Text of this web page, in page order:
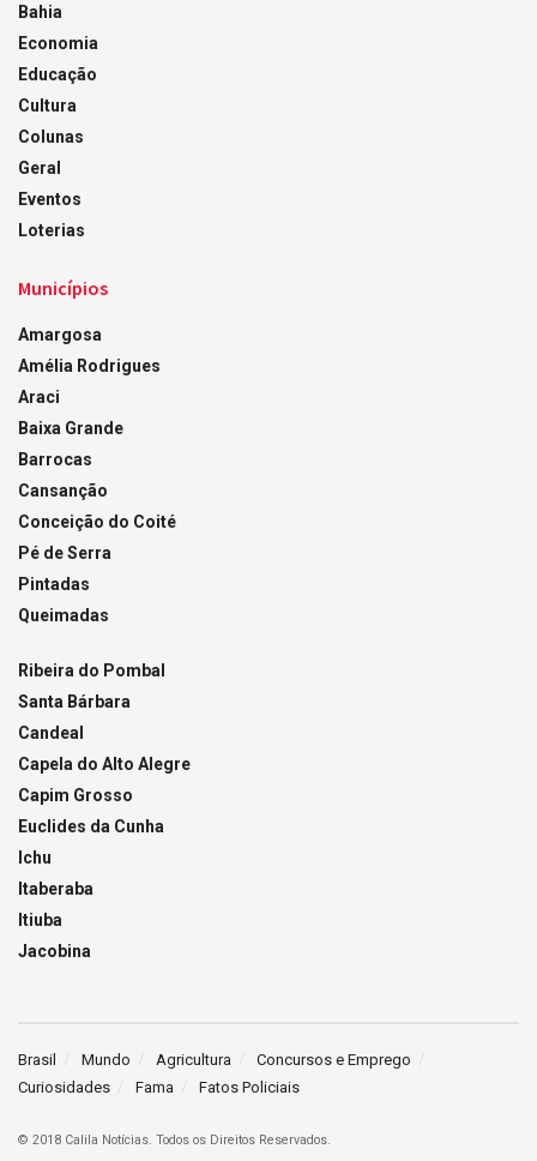
Bahia
Economia
Educação
Cultura
Colunas
Geral
Eventos
Loterias
Municípios
Amargosa
Amélia Rodrigues
Araci
Baixa Grande
Barrocas
Cansanção
Conceição do Coité
Pé de Serra
Pintadas
Queimadas
Ribeira do Pombal
Santa Bárbara
Candeal
Capela do Alto Alegre
Capim Grosso
Euclides da Cunha
Ichu
Itaberaba
Itiuba
Jacobina
Brasil Mundo Agricultura
Concursos e Emprego
Curiosidades
Fama Fatos Policiais
© 2018 Calila Notícias. Todos os Direitos Reservados.